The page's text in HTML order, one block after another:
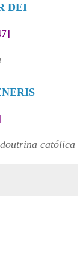
DEI
católica